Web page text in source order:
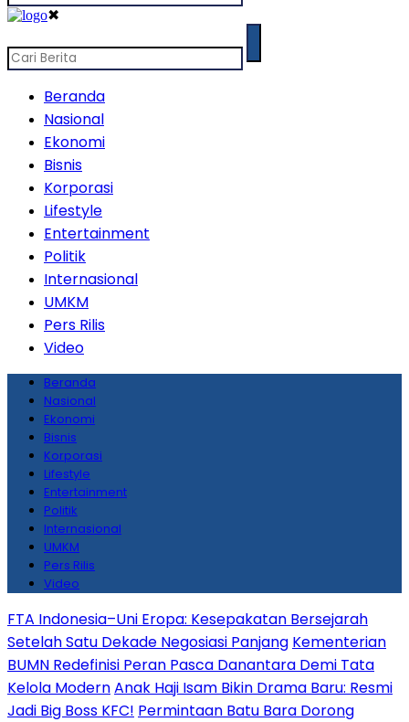
✖
Beranda
Nasional
Ekonomi
Bisnis
Korporasi
Lifestyle
Entertainment
Politik
Internasional
UMKM
Pers Rilis
Video
Beranda
Nasional
Ekonomi
Bisnis
Korporasi
Lifestyle
Entertainment
Politik
Internasional
UMKM
Pers Rilis
Video
FTA Indonesia–Uni Eropa: Kesepakatan Bersejarah
Setelah Satu Dekade Negosiasi Panjang Kementerian
BUMN Redefinisi Peran Pasca Danantara Demi Tata
Kelola ModernAnak Haji Isam Bikin Drama Baru: Resmi
Jadi Big Boss KFC! Permintaan Batu Bara Dorong